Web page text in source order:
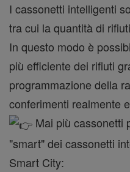
I cassonetti intelligenti
tra cui la quantità di
In questo modo è
più efficiente dei rifiuti
programmazione della
conferimenti realmente
Mai più cassonetti
"smart" dei cassonetti
Smart City: